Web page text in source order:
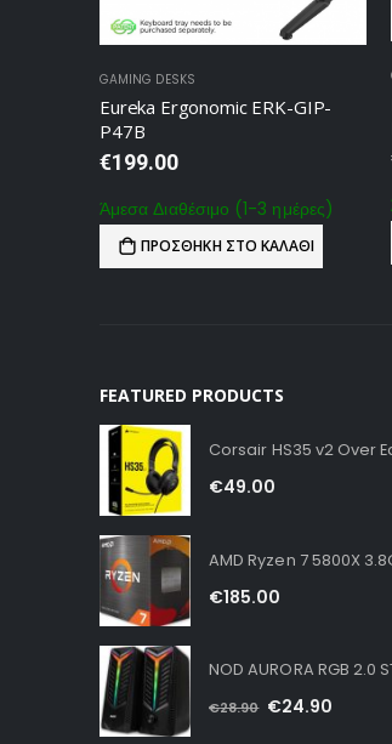
GAMING DESKS
Eureka Ergonomic ERK-GIP-
P47B
€199.00
Άμεσα Διαθέσιμο (1-3 ημέρες)
ΠΡΟΣΘΉΚΗ ΣΤΟ ΚΑΛΆΘΙ
FEATURED PRODUCTS
€49.00
AMD Ryzen 7 5800X
€185.00
€28.90 €24.90